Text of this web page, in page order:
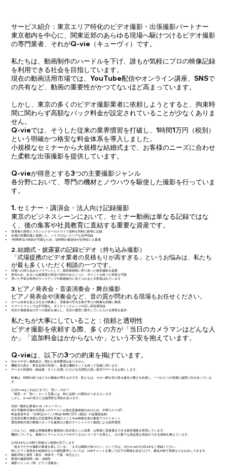
サービス紹介：東京エリア特化のビデオ撮影・出張撮影パートナー
東京都内を中心に、関東近郊のあらゆる現場へ駆けつけるビデオ撮影
の専門業者、それがQ-vie（キューヴィ）です。
私たちは、動画制作のハードルを下げ、誰もが気軽にプロの映像記録
を利用できる社会を目指しています。
現在の動画活用市場では、YouTube配信やオンライン講座、SNSで
の共有など、動画の重要性がかつてないほど高まっています。
しかし、東京の多くのビデオ撮影業者に依頼しようとすると、拘束時
間に関わらず高額なパック料金が設定されていることが少なくありま
せん。
Q-vieでは、そうした従来の業界慣習を打破し、1時間1万円（税別）
という明確かつ格安な料金体系を導入しました。
小規模なセミナーから大規模な結婚式まで、お客様のニーズに合わせ
た柔軟な出張撮影を提供しています。
Q-vieが得意とする3つの主要撮影ジャンル
各分野において、専門の機材とノウハウを駆使した撮影を行っていま
す。
1. セミナー・講演会・法人向け記録撮影
東京のビジネスシーンにおいて、セミナー動画は単なる記録ではな
く、後の集客や社員教育に直結する重要な資産です。
登壇者の表情とプロジェクターのスライド資料を同時に鮮明に記録
会場の音響設備と連携した、ノイズのないクリアな音声収録
1時間単位の依頼が可能なため、短時間の勉強会や定例会にも最適
2. 結婚式・披露宴の記録ビデオ（持ち込み撮影）
「式場提携のビデオ業者の見積もりが高すぎる」というお悩みは、私たち
が最も多くいただく相談の一つです。
式場への持ち込みカメラマンとして、新郎新婦様に寄り添った格安撮影を提案
挙式のみ、あるいは披露宴の特定の演出のみといった、ポイントを絞った依頼も可能
浮いた予算を料理のランクアップや新婚旅行に充てられると大変喜ばれています
3. ピアノ発表会・音楽演奏会・舞台撮影
ピアノ発表会や演奏会など、音の質が問われる現場もお任せください。
ホール全体を捉える引きの映像と、演奏者の手元を映す寄りの映像を的確に構成
スマートフォンでは不可能な、ダイナミックレンジの広い高音質収録
先生や保護者会の方々の負担を減らし、当日の運営に集中していただける環境を提供
私たちが大事にしていること：信頼と透明性
ビデオ撮影を依頼する際、多くの方が「当日のカメラマンはどんな人
か」「追加料金はかからないか」という不安を抱えています。
Q-vieは、以下の3つの約束を掲げています。
分かりやすい価格提示：隠れた追加費用はありません。
機動力の高さ：東京近郊の現場へ、最適な機材セットを持って迅速に伺います。
データの利便性：納品後、すぐに活用いただける汎用性の高い形式でデータをお渡しします。
映像は、時間が経つほどその価値が増すものです。私たちは、その一瞬を切り取る責任の重さを自覚し、一つひとつの現場に誠実に向き合っていま
す。
なぜQ-vieはこれほどまでに「安い」のか？
「格安」や「安い」という言葉には、時に品質への懸念がつきまといます。
しかし、Q-vieの安さには論理的な理由があります。
項目一般的な業者Q-vie（キューヴィ）
仲介手数料式場や代理店へのマージンが発生直接依頼のみのため、中間コスト0円
料金体系半日・1日単位のパック料金1時間1万円（税別）の従量課金制
広告宣伝費大規模な広告運用を実施口コミとWeb検索主体の集客でコストカット
運営体制大勢の事務スタッフを雇用少人数のスペシャリスト集団による効率運営
このように、無駄な間接経費を徹底的に削ぎ落とした結果、お客様に直接還元できる格安価格を実現しています。
機材についても、最新のミラーレスカメラやデジタルレコーダーを導入し、少人数でも高品質な収録ができる体制を整えています。
公式LINEなら30秒で見積もり依頼が完了します
「急ぎでビデオ撮影の業者を探している」「まずは概算が知りたい」という方は、ぜひQ-vieの公式LINEをご登録ください。
特にピアノ発表会や結婚式などの個別案件については、LINEチャットを通じて以下の情報を送るだけで、最短30秒で見積もりをお出しできます。
撮影日時と場所（東京・神奈川・千葉・埼玉など）
希望の撮影時間（例：2時間）
撮影ジャンル（例：ピアノ演奏会）